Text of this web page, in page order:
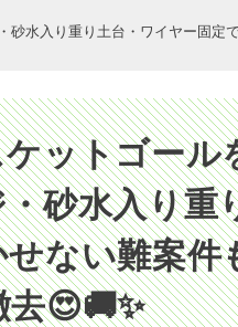
砂水入り重り土台・ワイヤー固定
ットゴール
砂水入り重
ない難案件
😍🚚✨